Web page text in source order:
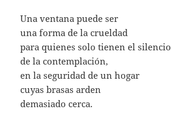
Una ventana puede ser
una forma de la crueldad
para quienes solo tienen el silencio
de la contemplación,
en la seguridad de un hogar
cuyas brasas arden
demasiado cerca.